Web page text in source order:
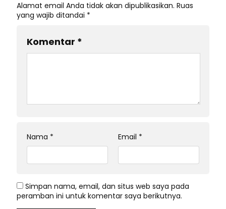
Alamat email Anda tidak akan dipublikasikan. Ruas
yang wajib ditandai *
Komentar *
Nama * Email *
Simpan nama, email, dan situs web saya pada
peramban ini untuk komentar saya berikutnya.